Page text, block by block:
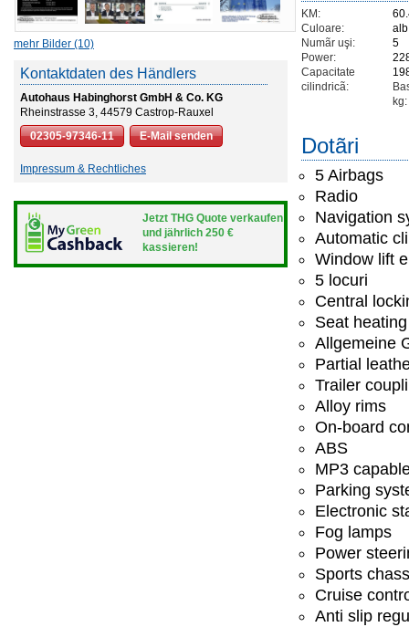
mehr Bilder (10)
Kontaktdaten des Händlers
Autohaus Habinghorst GmbH & Co. KG
Rheinstrasse 3, 44579 Castrop-Rauxel
02305-97346-11
E-Mail senden
Impressum & Rechtliches
Jetzt THG Quote verkaufen
und jährlich 250 €
kassieren!
KM:
Culoare:
Numãr uşi:
5
Power:
Capacitate
cilindricã:
kg:
Dotãri
5 Airbags
Radio
Navigation
Automatic
Window lift
5 locuri
Central
Seat heating
Allgemeine
Partial
Trailer
Alloy rims
On-board
ABS
MP3
Parking
Electronic
Fog lamps
Power
Sports
Cruise
Anti slip